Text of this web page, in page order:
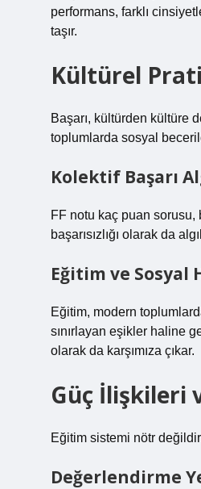
performans, farklı
taşır.
Kültürel
Başarı, kültürden kültüre
toplumlarda sosyal
Kolektif Başarı
FF notu kaç puan sorusu,
başarısızlığı olarak da
Eğitim ve
Eğitim, modern
sınırlayan eşikler haline
olarak da karşımıza çıkar.
Güç İlişkileri
Eğitim sistemi nötr
Değerlendirme